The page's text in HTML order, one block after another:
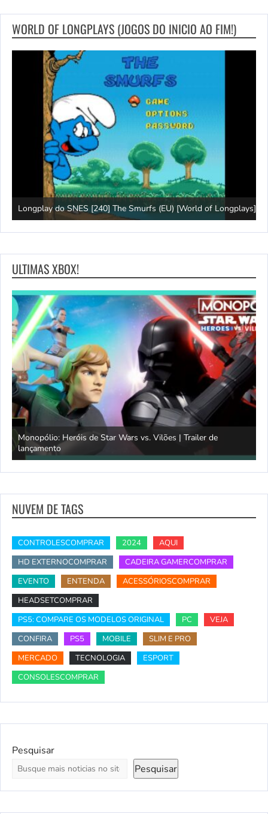
WORLD OF LONGPLAYS (JOGOS DO INICIO AO FIM!)
Longplay do SNES [240] The Smurfs (EU) [World of Longplays]
ULTIMAS XBOX!
Monopólio: Heróis de Star Wars vs. Vilões | Trailer de
lançamento
NUVEM DE TAGS
CONTROLESCOMPRAR 2024
AQUI
HD EXTERNOCOMPRAR
CADEIRA GAMERCOMPRAR
EVENTO
ENTENDA
ACESSÓRIOSCOMPRAR
HEADSETCOMPRAR
PS5: COMPARE OS MODELOS ORIGINAL
PC
VEJA
CONFIRA
PS5 MOBILE
SLIM E PRO
MERCADO
TECNOLOGIA
ESPORT
CONSOLESCOMPRAR
Pesquisar
Pesquisar